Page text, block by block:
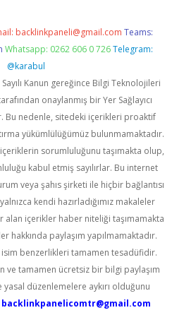
backlinkpaneli@gmail.com Teams:
Whatsapp: 0262 606 0 726 Telegram:
@karabul
Kanun gereğince Bilgi Teknolojileri
onaylanmış bir Yer Sağlayıcı
Bu nedenle, sitedeki içerikleri proaktif
yükümlülüğümüz bulunmamaktadır.
sorumluluğunu taşımakta olup,
kabul etmiş sayılırlar. Bu internet
veya şahıs şirketi ile hiçbir bağlantısı
kendi hazırladığımız makaleler
alan içerikler haber niteliği taşımamakta
hakkında paylaşım yapılmamaktadır.
benzerlikleri tamamen tesadüfidir.
ve tamamen ücretsiz bir bilgi paylaşım
düzenlemelere aykırı olduğunu
backlinkpanelicomtr@gmail.com